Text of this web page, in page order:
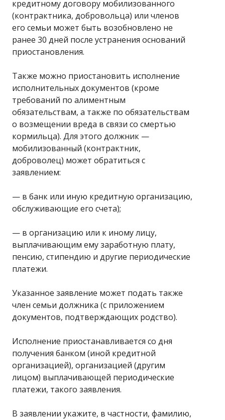
кредитному договору мобилизованного
(контрактника, добровольца) или членов
его семьи может быть возобновлено не
ранее 30 дней после устранения оснований
приостановления.
Также можно приостановить исполнение
исполнительных документов (кроме
требований по алиментным
обязательствам, а также по обязательствам
о возмещении вреда в связи со смертью
кормильца). Для этого должник —
мобилизованный (контрактник,
доброволец) может обратиться с
заявлением:
— в банк или иную кредитную организацию,
обслуживающие его счета);
— в организацию или к иному лицу,
выплачивающим ему заработную плату,
пенсию, стипендию и другие периодические
платежи.
Указанное заявление может подать также
член семьи должника (с приложением
документов, подтверждающих родство).
Исполнение приостанавливается со дня
получения банком (иной кредитной
организацией), организацией (другим
лицом) выплачивающей периодические
платежи, такого заявления.
В заявлении укажите, в частности, фамилию,